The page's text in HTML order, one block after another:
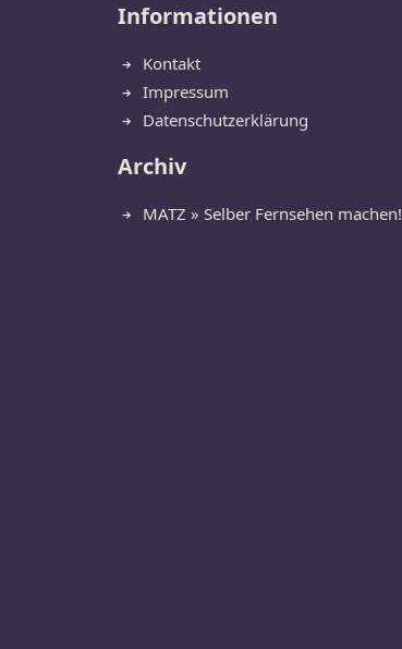
Informationen
Kontakt
Impressum
Datenschutzerklärung
Archiv
MATZ » Selber Fernsehen machen!